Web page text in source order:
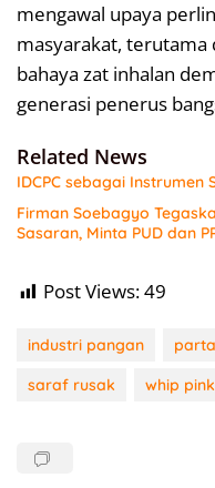
mengawal upaya
masyarakat,
bahaya zat inhalan
generasi penerus
Related News
IDCPC sebagai
Firman Soebagyo
Sasaran, Minta PUD dan
Post Views:49
industri pangan
saraf rusak
whip pink